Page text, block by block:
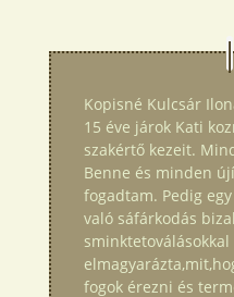
Kopisné Kulcsár
15 éve járok Kati
szakértő kezeit.
Benne és minden
fogadtam. Pedig
való sáfárkodás
sminktetoválásokkal
fogok érezni és